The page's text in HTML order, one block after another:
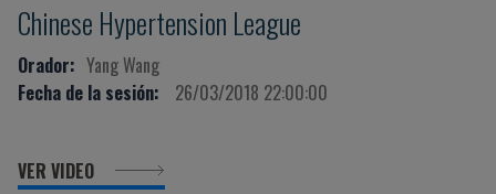
Chinese Hypertension League
Orador: Yang Wang
Fecha de la sesión:
26/03/2018 22:00:00
VER VIDEO